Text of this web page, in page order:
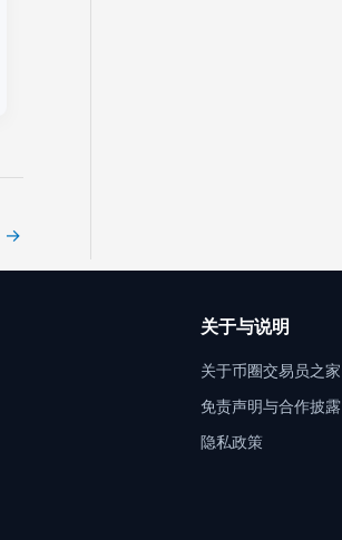
→
关于与说明
关于币圈交易员之家
免责声明与合作披露
隐私政策